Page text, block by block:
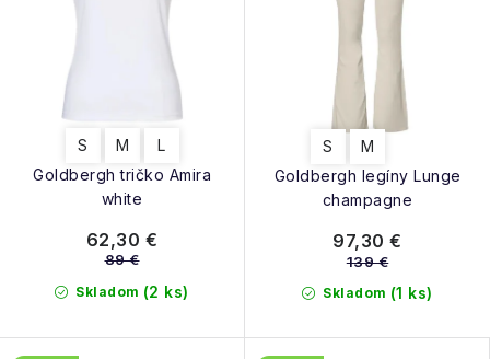
Goldbergh tričko Amira
white
S M L
Skladom (2 ks)
62,30 €
89 €
Goldbergh legíny Lunge
champagne
S M
Skladom (1 ks)
97,30 €
139 €